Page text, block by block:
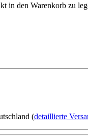
in den Warenkorb zu
(detaillierte